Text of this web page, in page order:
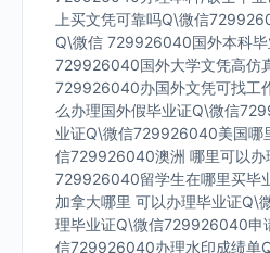
上买文凭可靠吗Q\微信
Q\微信 729926040国外本科
729926040国外大学文凭高仿
729926040办国外文凭可找工
么办理国外假毕业证Q\微信
业证Q\微信729926040美国哪
信729926040澳洲 哪里可以办
729926040留学生在哪里买毕
加拿大哪里 可以办理毕业证
理毕业证Q\微信729926040申
信729926040办理水印成绩单